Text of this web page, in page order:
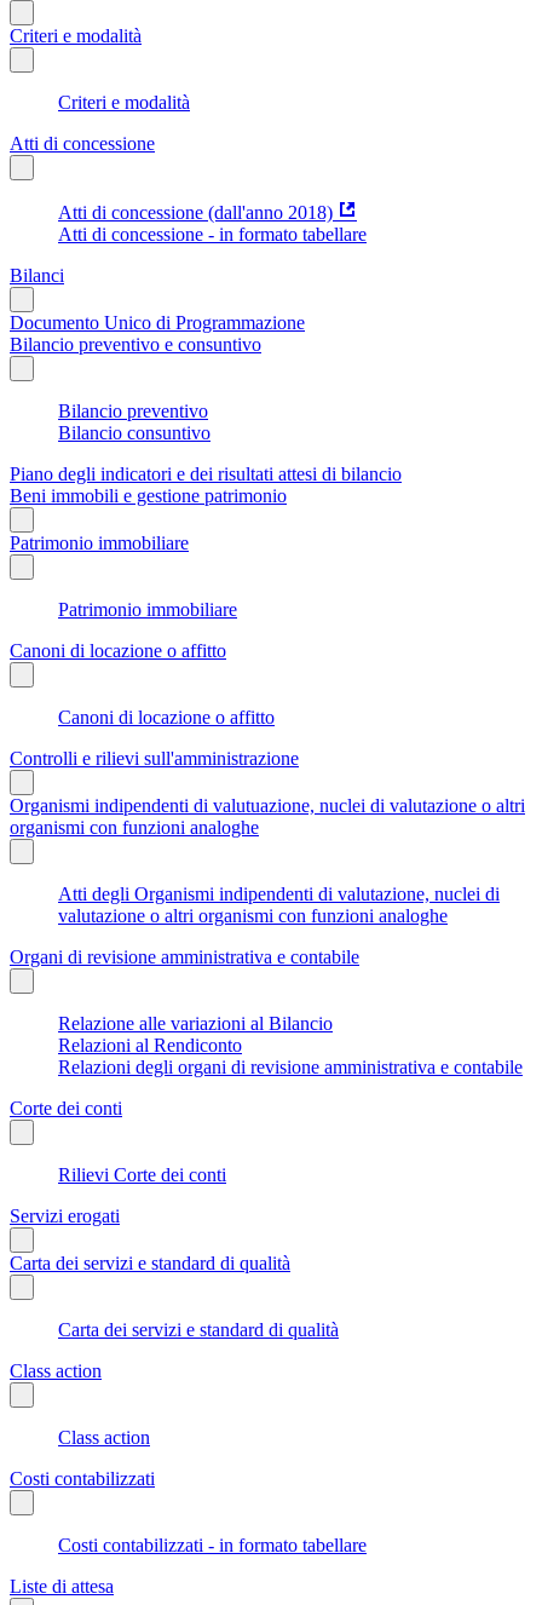
Criteri e modalità
Criteri e modalità
Atti di concessione
Atti di concessione (dall'anno 2018)
Atti di concessione - in formato tabellare
Bilanci
Documento Unico di Programmazione
Bilancio preventivo e consuntivo
Bilancio preventivo
Bilancio consuntivo
Piano degli indicatori e dei risultati attesi di bilancio
Beni immobili e gestione patrimonio
Patrimonio immobiliare
Patrimonio immobiliare
Canoni di locazione o affitto
Canoni di locazione o affitto
Controlli e rilievi sull'amministrazione
Organismi indipendenti di valutuazione, nuclei di valutazione o altri
organismi con funzioni analoghe
Atti degli Organismi indipendenti di valutazione, nuclei di
valutazione o altri organismi con funzioni analoghe
Organi di revisione amministrativa e contabile
Relazione alle variazioni al Bilancio
Relazioni al Rendiconto
Relazioni degli organi di revisione amministrativa e contabile
Corte dei conti
Rilievi Corte dei conti
Servizi erogati
Carta dei servizi e standard di qualità
Carta dei servizi e standard di qualità
Class action
Class action
Costi contabilizzati
Costi contabilizzati - in formato tabellare
Liste di attesa